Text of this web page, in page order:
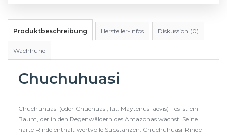
Produktbeschreibung Hersteller-Infos Diskussion (0)
Wachhund
Chuchuhuasi
Chuchuhuasi (oder Chuchuasi, lat. Maytenus laevis) - es ist ein
Baum, der in den Regenwäldern des Amazonas wächst. Seine
harte Rinde enthält wertvolle Substanzen. Chuchuhuasi-Rinde